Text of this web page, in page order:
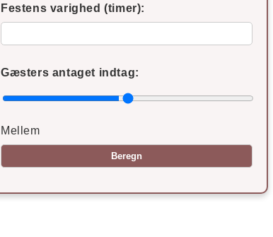
Festens varighed (timer):
Gæsters antaget indtag:
Mellem
Beregn